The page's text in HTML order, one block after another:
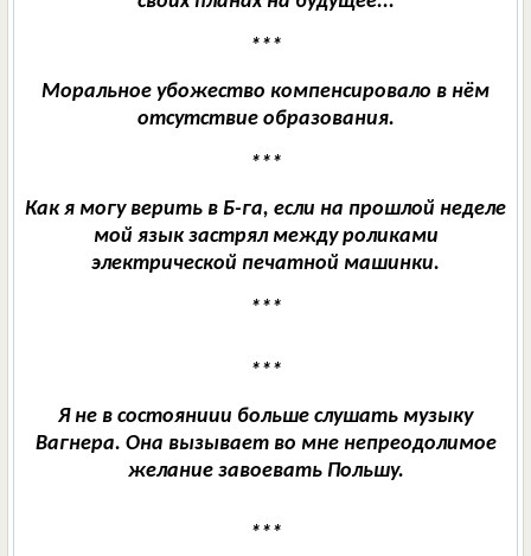
***
Моральное убожество компенсировало в нём
отсутствие образования.
***
Как я могу верить в Б-га, если на прошлой неделе
мой язык застрял между роликами
электрической печатной машинки.
***
***
Я не в состояниии больше слушать музыку
Вагнера. Она вызывает во мне непреодолимое
желание завоевать Польшу.
***